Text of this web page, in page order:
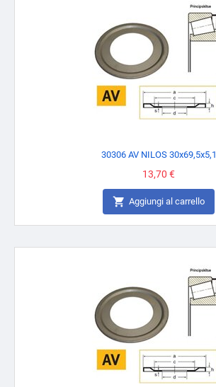
30306 AV NILOS 30x69,5x5,1
Prezzo
13,70 €
 Aggiungi al carrello